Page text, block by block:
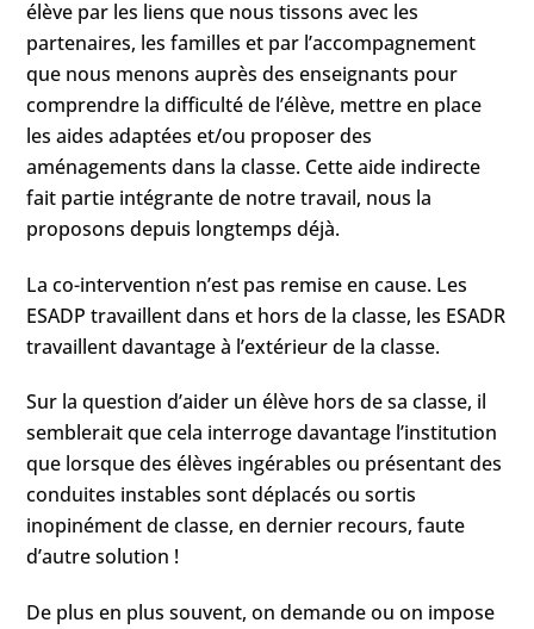
élève par les liens que nous tissons avec les
partenaires, les familles et par l’accompagnement
que nous menons auprès des enseignants pour
comprendre la difficulté de l’élève, mettre en place
les aides adaptées et/ou proposer des
aménagements dans la classe. Cette aide indirecte
fait partie intégrante de notre travail, nous la
proposons depuis longtemps déjà.
La co-intervention n’est pas remise en cause. Les
ESADP travaillent dans et hors de la classe, les ESADR
travaillent davantage à l’extérieur de la classe.
Sur la question d’aider un élève hors de sa classe, il
semblerait que cela interroge davantage l’institution
que lorsque des élèves ingérables ou présentant des
conduites instables sont déplacés ou sortis
inopinément de classe, en dernier recours, faute
d’autre solution !
De plus en plus souvent, on demande ou on impose